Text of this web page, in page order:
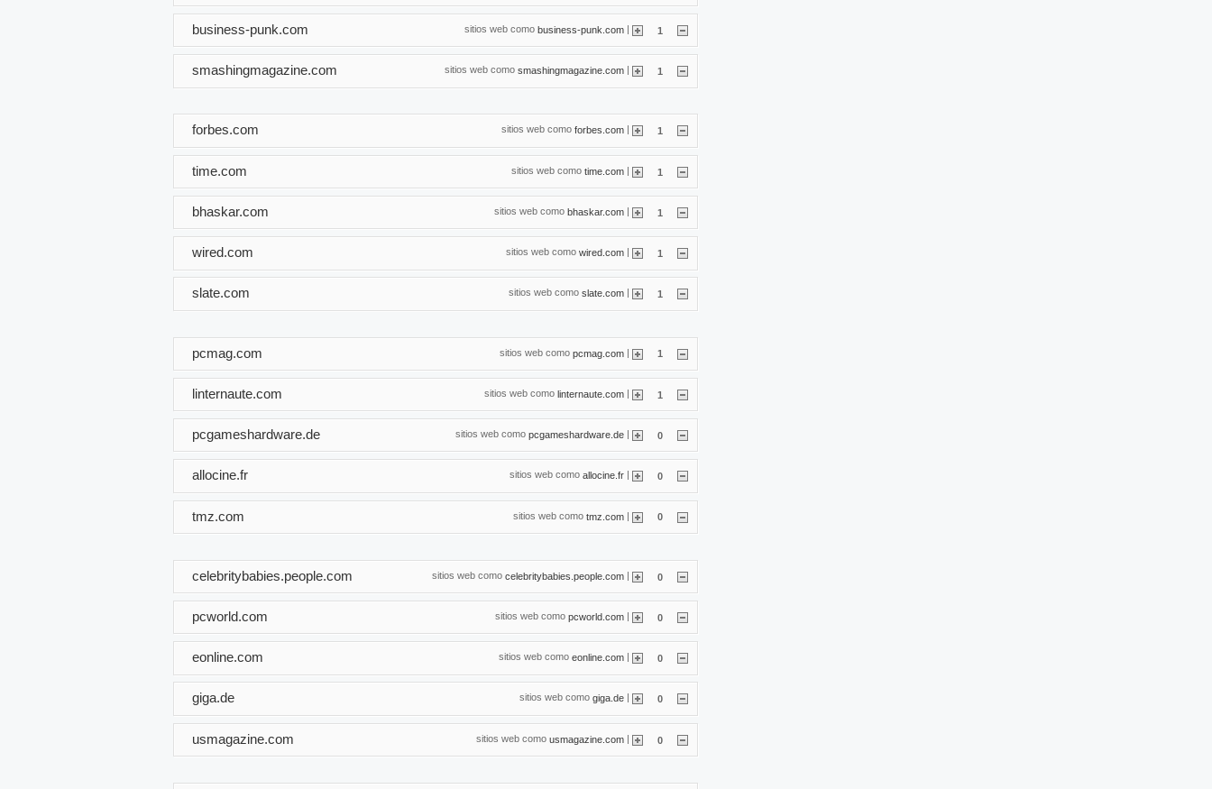
sitios web como business-punk.com | 1
business-punk.com
sitios web como smashingmagazine.com | 1
smashingmagazine.com
sitios web como forbes.com 1
forbes.com
sitios web como time.com | 1
time.com
sitios web como bhaskar.com | 1
bhaskar.com
sitios web como wired.com | 1
wired.com
sitios web como slate.com 1
slate.com
sitios web como pcmag.com | 1
pcmag.com
sitios web como linternaute.com | 1
linternaute.com
sitios web como pcgameshardware.de | 0
pcgameshardware.de
sitios web como allocine.fr 0
allocine.fr
sitios web como tmz.com | 0
tmz.com
sitios web como celebritybabies.people.com | 0
celebritybabies.people.com
sitios web como pcworld.com | 0
pcworld.com
sitios web como eonline.com 0
eonline.com
sitios web como giga.de 0
giga.de
sitios web como usmagazine.com | 0
usmagazine.com